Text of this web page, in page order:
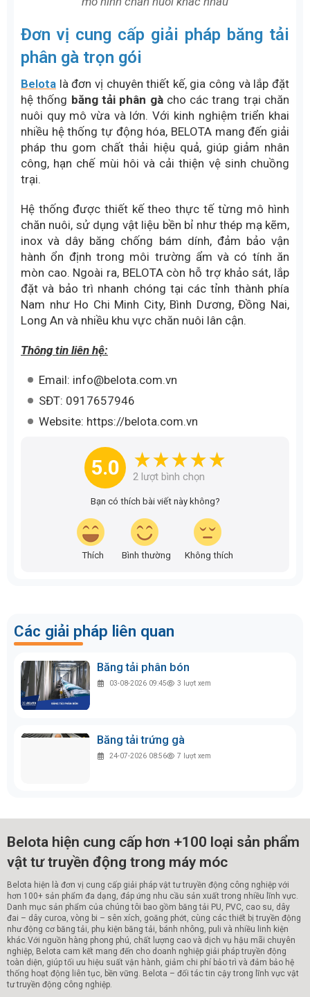
Đơn vị cung cấp giải pháp băng tải
phân gà trọn gói
Belota là đơn vị chuyên thiết kế, gia công và lắp đặt
hệ thống băng tải phân gàcho các trang trại chăn
nuôi quy mô vừa và lớn. Với kinh nghiệm triển khai
nhiều hệ thống tự động hóa, BELOTA mang đến giải
pháp thu gom chất thải hiệu quả, giúp giảm nhân
công, hạn chế mùi hôi và cải thiện vệ sinh chuồng
trại.
Hệ thống được thiết kế theo thực tế từng mô hình
chăn nuôi, sử dụng vật liệu bền bỉ như thép mạ kẽm,
inox và dây băng chống bám dính, đảm bảo vận
hành ổn định trong môi trường ẩm và có tính ăn
mòn cao. Ngoài ra, BELOTA còn hỗ trợ khảo sát, lắp
đặt và bảo trì nhanh chóng tại các tỉnh thành phía
Nam như Ho Chi Minh City, Bình Dương, Đồng Nai,
Long An và nhiều khu vực chăn nuôi lân cận.
Thông tin liên hệ:
Email: info@belota.com.vn
SĐT: 0917657946
Website: https://belota.com.vn
5.0 2 lượt bình chọn
Bạn có thích bài viết này không?
Thích Bình thường Không thích
Các giải pháp liên quan
Băng tải phân bón
03-08-2026 09:45 3 lượt xem
Băng tải trứng gà
24-07-2026 08:56 7 lượt xem
Belota hiện cung cấp hơn +100 loại sản phẩm
vật tư truyền động trong máy móc
Belota hiện là đơn vị cung cấp giải pháp vật tư truyền động công nghiệp với
hơn 100+ sản phẩm đa dạng, đáp ứng nhu cầu sản xuất trong nhiều lĩnh vực.
Danh mục sản phẩm của chúng tôi bao gồm băng tải PU, PVC, cao su, dây
đai – dây curoa, vòng bi – sên xích, goăng phớt, cùng các thiết bị truyền động
như động cơ băng tải, phụ kiện băng tải, bánh nhông, puli và nhiều linh kiện
khác.Với nguồn hàng phong phú, chất lượng cao và dịch vụ hậu mãi chuyên
nghiệp, Belota cam kết mang đến cho doanh nghiệp giải pháp truyền động
toàn diện, giúp tối ưu hiệu suất vận hành, giảm chi phí bảo trì và đảm bảo hệ
thống hoạt động liên tục, bền vững. Belota – đối tác tin cậy trong lĩnh vực vật
tư truyền động công nghiệp.